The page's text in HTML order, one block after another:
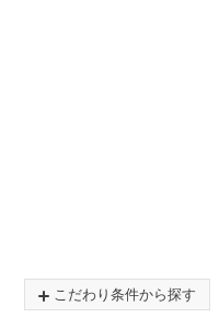
こだわり条件から探す